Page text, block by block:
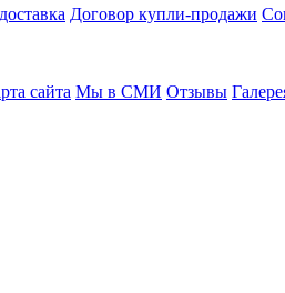
Договор купли-продажи
сайта Мы в СМИ Отзывы